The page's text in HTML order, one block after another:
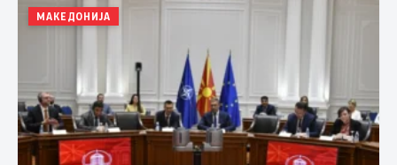
МАКЕДОНИЈА